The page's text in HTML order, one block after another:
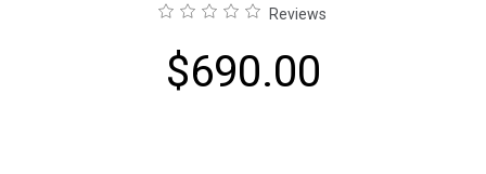
Reviews
$690.00